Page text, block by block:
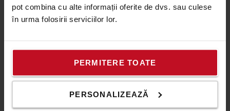
pot combina cu alte informații oferite de dvs. sau culese
în urma folosirii serviciilor lor.
PERMITERE TOATE
PERSONALIZEAZĂ
SCOPUL 3
Actunea 3: Circularitatea
Imbunatatirea proiectarii ecologice si a duratei
de viata a echipamentelor:
utilizarea materialelor si pieselor reciclate
prelungirea duratei de viata